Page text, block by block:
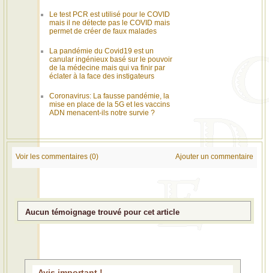
Le test PCR est utilisé pour le COVID
mais il ne détecte pas le COVID mais
permet de créer de faux malades
La pandémie du Covid19 est un
canular ingénieux basé sur le pouvoir
de la médecine mais qui va finir par
éclater à la face des instigateurs
Coronavirus: La fausse pandémie, la
mise en place de la 5G et les vaccins
ADN menacent-ils notre survie ?
Voir les commentaires (0) Ajouter un commentaire
Aucun témoignage trouvé pour cet article